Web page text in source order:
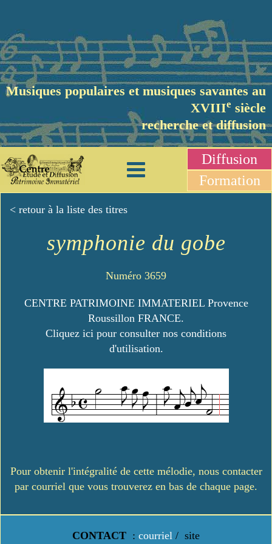
Musiques populaires et musiques savantes au
XVIIIe siècle
recherche et diffusion
Diffusion
Formation
< retour à la liste des titres
symphonie du gobe
Numéro 3659
CENTRE PATRIMOINE IMMATERIEL Provence
Roussillon FRANCE.
Cliquez ici pour consulter nos conditions
d'utilisation.
Pour obtenir l'intégralité de cette mélodie, nous contacter
par courriel que vous trouverez en bas de chaque page.
CONTACT : courriel / site